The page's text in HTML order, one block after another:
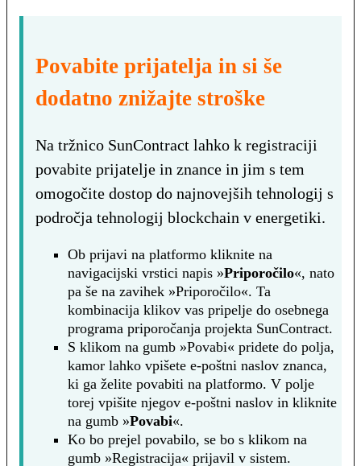
Povabite prijatelja in si še
dodatno znižajte stroške
Na tržnico SunContract lahko k registraciji
povabite prijatelje in znance in jim s tem
omogočite dostop do najnovejših tehnologij s
področja tehnologij blockchain v energetiki.
Ob prijavi na platformo kliknite na
navigacijski vrstici napis »Priporočilo«, nato
pa še na zavihek »Priporočilo«. Ta
kombinacija klikov vas pripelje do osebnega
programa priporočanja projekta SunContract.
S klikom na gumb »Povabi« pridete do polja,
kamor lahko vpišete e-poštni naslov znanca,
ki ga želite povabiti na platformo. V polje
torej vpišite njegov e-poštni naslov in kliknite
na gumb »Povabi«.
Ko bo prejel povabilo, se bo s klikom na
gumb »Registracija« prijavil v sistem.